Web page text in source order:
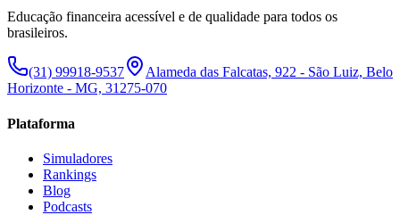
Educação financeira acessível e de qualidade para todos os
brasileiros.
(31) 99918-9537
Alameda das Falcatas, 922 - São Luiz, Belo
Horizonte - MG, 31275-070
Plataforma
Simuladores
Rankings
Blog
Podcasts